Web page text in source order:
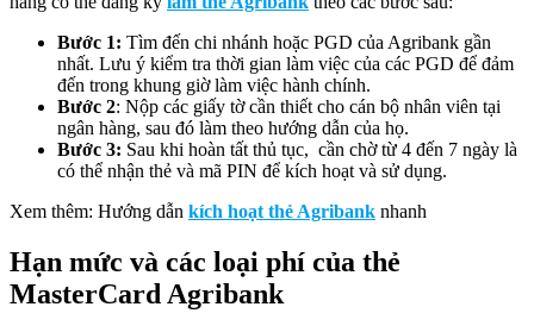
Bước 1: Tìm đến chi nhánh hoặc PGD của Agribank gần
nhất. Lưu ý kiểm tra thời gian làm việc của các PGD để đảm
đến trong khung giờ làm việc hành chính.
Bước 2: Nộp các giấy tờ cần thiết cho cán bộ nhân viên tại
ngân hàng, sau đó làm theo hướng dẫn của họ.
Bước 3: Sau khi hoàn tất thủ tục, cần chờ từ 4 đến 7 ngày là
có thể nhận thẻ và mã PIN để kích hoạt và sử dụng.
Xem thêm: Hướng dẫn kích hoạt thẻ Agribank nhanh
Hạn mức và các loại phí của thẻ
MasterCard Agribank